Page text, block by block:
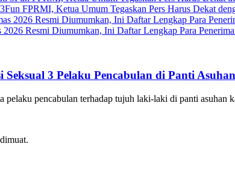
FPRMI, Ketua Umum Tegaskan Pers Harus Dekat
2026 Resmi Diumumkan, Ini Daftar Lengkap Para Penerima
Seksual 3 Pelaku Pencabulan di Panti
pencabulan terhadap tujuh laki-laki di panti asuhan